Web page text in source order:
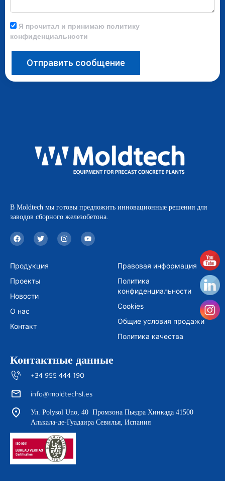
Я прочитал и принимаю политику
конфиденциальности
Отправить сообщение
В Moldtech мы готовы предложить инновационные решения для
заводов сборного железобетона.
F
a
c
b
o
k
T
w
i
t
e
I
n
s
Y
o
u
Продукция
Проекты
Новости
О нас
Контакт
Правовая информация
Политика
конфиденциальности
Cookies
Общие условия продажи
Политика качества
Контактные данные
+34 955 444 190
info@moldtechsl.es
Ул. Polysol Uno, 40 Промзона Пьедра Хинкада 41500
Алькала-де-Гуадаира Севилья, Испания